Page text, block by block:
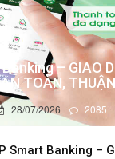
– GIAO
TOÀN,
28/07/2026 2085
Smart Banking –